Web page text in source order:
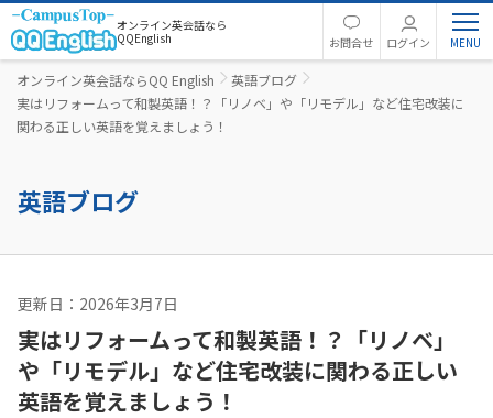
オンライン英会話なら
QQEnglish
お問合せ ログイン
オンライン英会話ならQQ English
英語ブログ
実はリフォームって和製英語！？「リノベ」や「リモデル」など住宅改装に
関わる正しい英語を覚えましょう！
英語ブログ
更新日：2026年3月7日
実はリフォームって和製英語！？「リノベ」
や「リモデル」など住宅改装に関わる正しい
英語を覚えましょう！